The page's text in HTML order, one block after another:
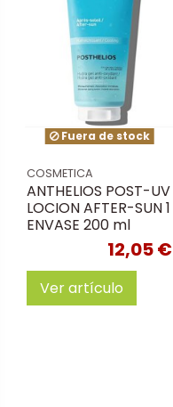
Fuera de stock
COSMETICA
ANTHELIOS POST-UV
LOCION AFTER-SUN 1
ENVASE 200 ml
12,05 €
Ver artículo